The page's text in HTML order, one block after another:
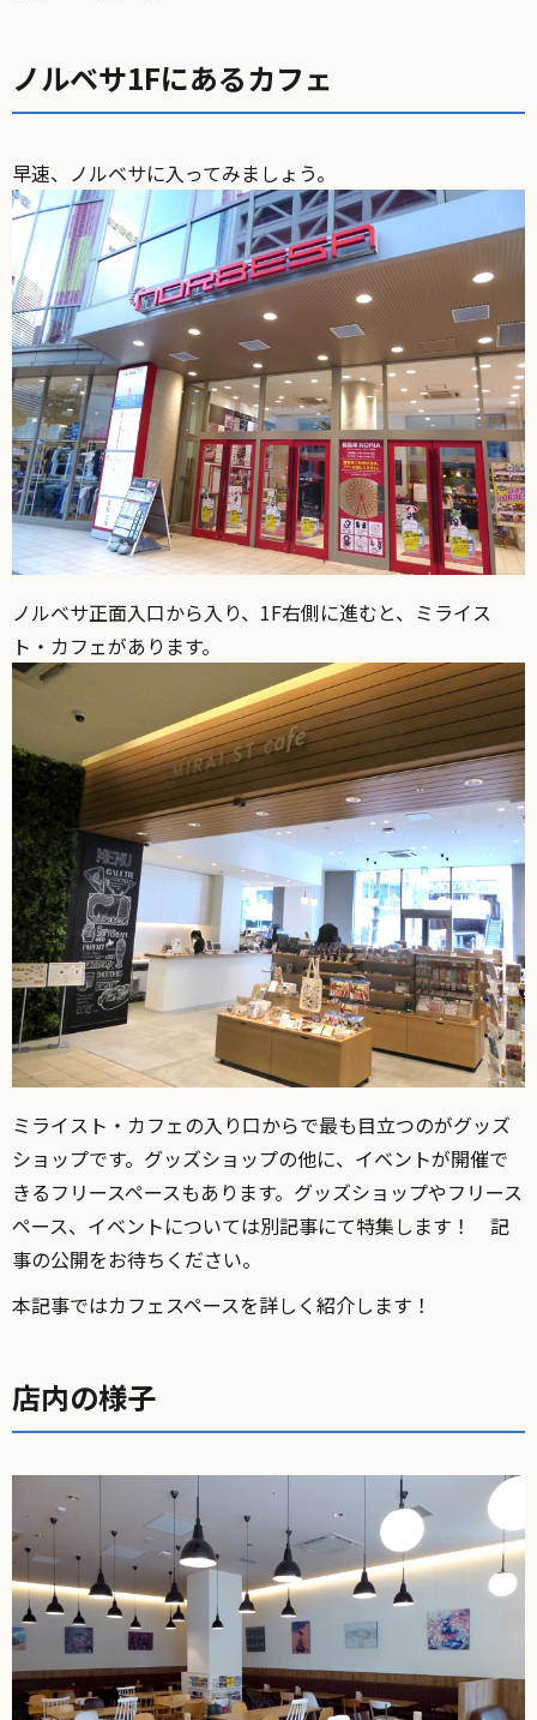
ノルベサ1Fにあるカフェ
早速、ノルベサに入ってみましょう。
ノルベサ正面入口から入り、1F右側に進むと、ミライス
ト・カフェがあります。
ミライスト・カフェの入り口からで最も目立つのがグッズ
ショップです。グッズショップの他に、イベントが開催で
きるフリースペースもあります。グッズショップやフリース
ペース、イベントについては別記事にて特集します！ 記
事の公開をお待ちください。
本記事ではカフェスペースを詳しく紹介します！
店内の様子